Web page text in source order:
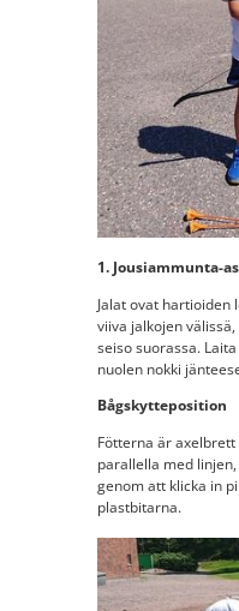
1. Jousiammunta-
Jalat ovat hartioiden
viiva jalkojen
seiso suorassa.
nuolen nokki
Bågskytteposition
Fötterna är
parallella med
genom att klicka in
plastbitarna.